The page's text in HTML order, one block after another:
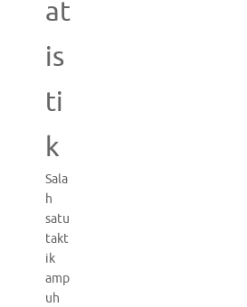
at
is
ti
k
Sala
h
satu
takt
ik
amp
uh